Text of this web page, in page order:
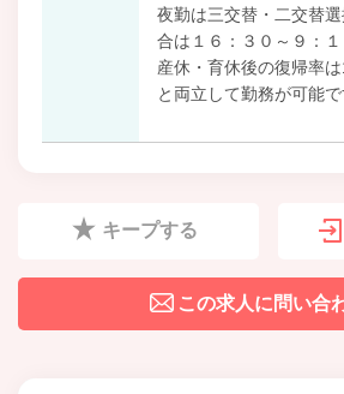
夜勤は三交替・二交替
合は１６：３０～９：１
産休・育休後の復帰率
と両立して勤務が可能で
キープする
この求人に問い合